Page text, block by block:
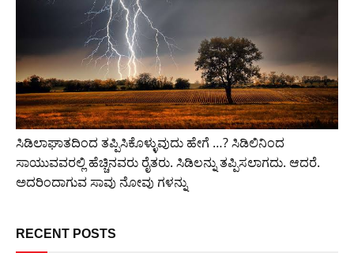
ಸಿಡಿಲಾಘಾತದಿಂದ ತಪ್ಪಿಸಿಕೊಳ್ಳುವುದು ಹೇಗೆ …? ಸಿಡಿಲಿನಿಂದ
ಸಾಯುವವರಲ್ಲಿ ಹೆಚ್ಚಿನವರು ರೈತರು. ಸಿಡಿಲನ್ನು ತಪ್ಪಿಸಲಾಗದು. ಆದರೆ.
ಅದರಿಂದಾಗುವ ಸಾವು ನೋವು ಗಳನ್ನು
RECENT POSTS